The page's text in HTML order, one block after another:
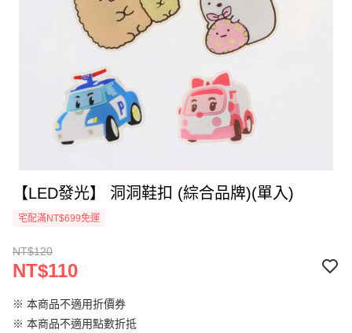
【LED發光】 洞洞鞋扣 (綜合品牌)(單入)
宅配滿NT$699免運
NT$120
NT$110
※ 本商品不適用折價券
※ 本商品不適用點數折抵